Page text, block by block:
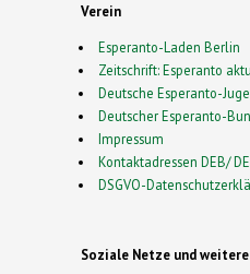
Verein
Esperanto-Laden Berlin
Zeitschrift: Esperanto
Deutsche Esperanto-
Deutscher Esperanto-
Impressum
Kontaktadressen DEB/
DSGVO-
Soziale Netze und